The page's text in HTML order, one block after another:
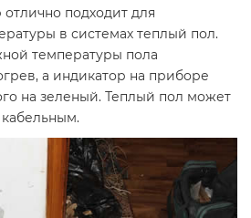
подходит для
в системах теплый пол.
температуры пола
а индикатор на приборе
на зеленый. Теплый пол может